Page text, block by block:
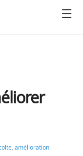
amélioration